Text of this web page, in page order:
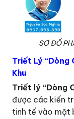
SƠ ĐỒ
Triết Lý “Dòng
Khu
Triết lý “Dòng
được các kiến
tinh tế vào mặt